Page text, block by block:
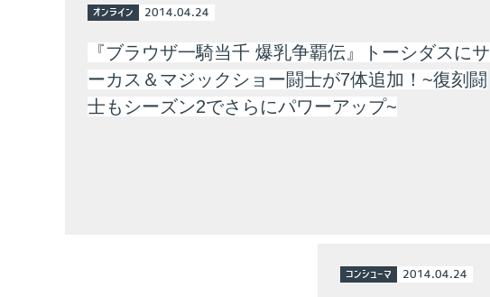
オンライン 2014.04.24
『ブラウザ一騎当千 爆乳争覇伝』トーシダスにサ
ーカス＆マジックショー闘士が7体追加！~復刻闘
士もシーズン2でさらにパワーアップ~
コンシューマ 2014.04.24